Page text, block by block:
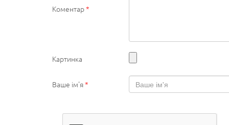
Коментар*
Картинка
Ваше ім'я*